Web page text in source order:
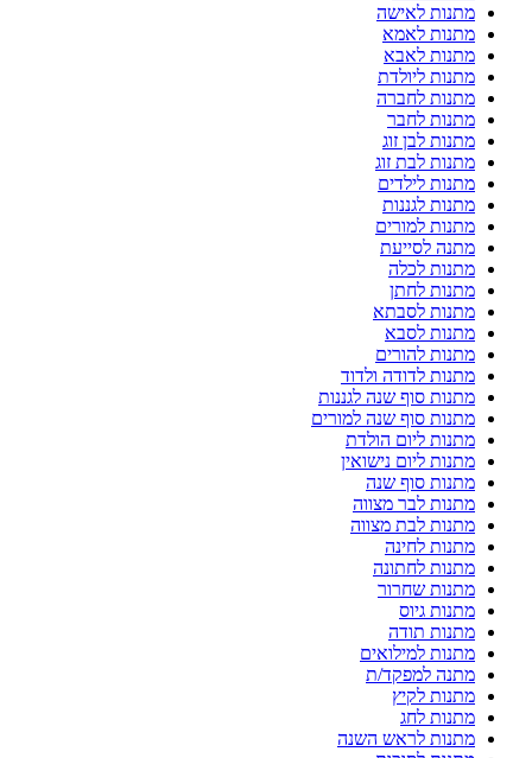
מתנות לאישה
מתנות לאמא
מתנות לאבא
מתנות ליולדת
מתנות לחברה
מתנות לחבר
מתנות לבן זוג
מתנות לבת זוג
מתנות לילדים
מתנות לגננות
מתנות למורים
מתנה לסייעת
מתנות לכלה
מתנות לחתן
מתנות לסבתא
מתנות לסבא
מתנות להורים
מתנות לדודה ולדוד
מתנות סוף שנה לגננות
מתנות סוף שנה למורים
מתנות ליום הולדת
מתנות ליום נישואין
מתנות סוף שנה
מתנות לבר מצווה
מתנות לבת מצווה
מתנות לחינה
מתנות לחתונה
מתנות שחרור
מתנות גיוס
מתנות תודה
מתנות למילואים
מתנה למפקד/ת
מתנות לקיץ
מתנות לחג
מתנות לראש השנה